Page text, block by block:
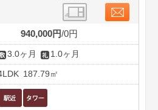
940,000円 0円
3.0ヶ月 1.0ヶ月
187.79㎡